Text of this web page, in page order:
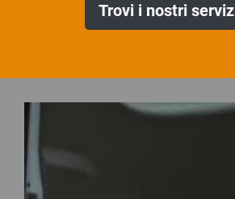
Trovi i nostri